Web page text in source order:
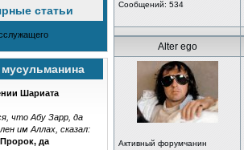
статьи
мусульманина
Шариата
что Абу Зарр, да
им Аллах, сказал:
да
Сообщений: 534
Alter ego
Активный форумчанин